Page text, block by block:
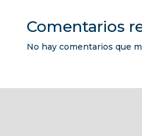
Comentarios
No hay comentarios que